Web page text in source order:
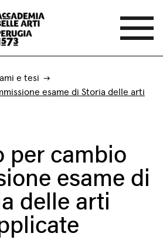
e tesi
esame di Storia delle arti
per cambio
esame di
delle arti